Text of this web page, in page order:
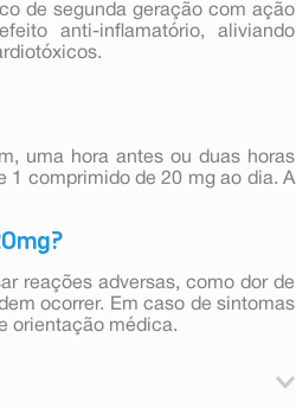
de segunda geração com ação
anti-inflamatório, aliviando
uma hora antes ou duas horas
1 comprimido de 20 mg ao dia. A
reações adversas, como dor de
ocorrer. Em caso de sintomas
orientação médica.